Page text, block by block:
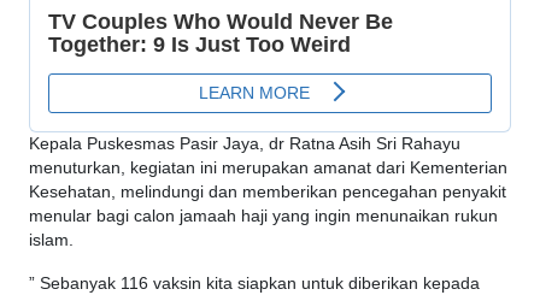
Kepala Puskesmas Pasir Jaya, dr Ratna Asih Sri Rahayu
menuturkan, kegiatan ini merupakan amanat dari Kementerian
Kesehatan, melindungi dan memberikan pencegahan penyakit
menular bagi calon jamaah haji yang ingin menunaikan rukun
islam.
” Sebanyak 116 vaksin kita siapkan untuk diberikan kepada